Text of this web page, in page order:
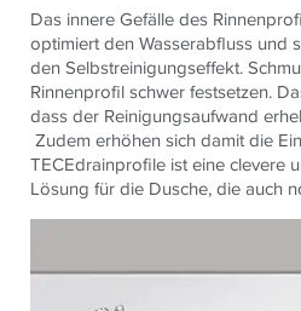
Das innere Gefälle des
optimiert den Wasserabfluss und
den Selbstreinigungseffekt.
Rinnenprofil schwer festsetzen.
dass der Reinigungsaufwand
Zudem erhöhen sich damit die
TECEdrainprofile ist eine clevere
Lösung für die Dusche, die auch